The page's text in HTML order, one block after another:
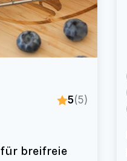
5(5)
breifreie